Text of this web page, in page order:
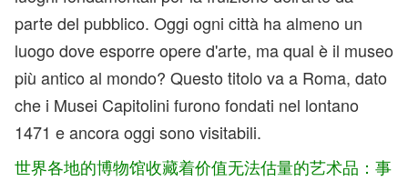
parte del pubblico. Oggi ogni città ha almeno un
luogo dove esporre opere d'arte, ma qual è il museo
più antico al mondo? Questo titolo va a Roma, dato
che i Musei Capitolini furono fondati nel lontano
1471 e ancora oggi sono visitabili.
世界各地的博物馆收藏着价值无法估量的艺术品：事